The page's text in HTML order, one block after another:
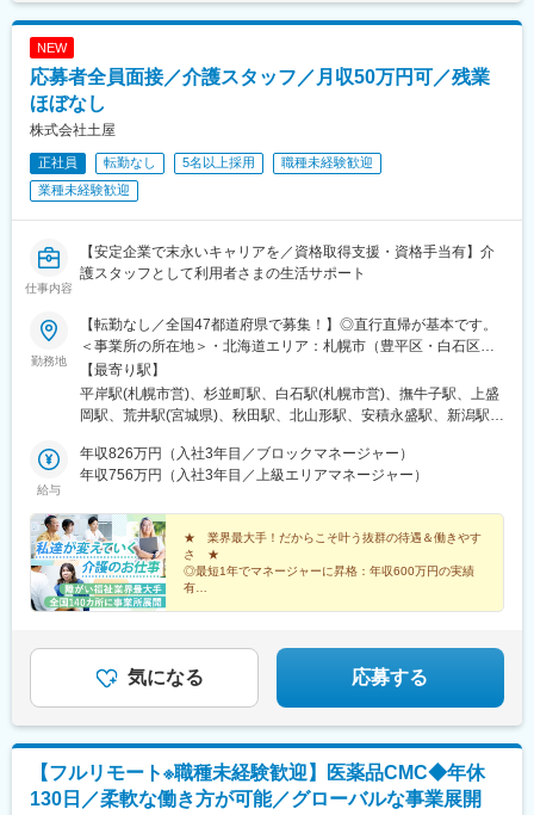
六甲駅、富雄駅、横川駅、小網町駅、吉塚駅、茶山駅(福岡県)、九
NEW
応募者全員面接／介護スタッフ／月収50万円可／残業
ほぼなし
株式会社土屋
正社員 転勤なし 5名以上採用
職種未経験歓迎
業種未経験歓迎
仕事内容
【安定企業で末永いキャリアを／資格取得支援・資格手当有】介
護スタッフとして利用者さまの生活サポート
勤務地
【転勤なし／全国47都道府県で募集！】◎直行直帰が基本です。
＜事業所の所在地＞・北海道エリア：札幌市（豊平区・白石区）
／函館市・東北エリア：岩手市／仙台市／秋田市／山形市／郡山
市／弘前市・関東エリア：茨城市／栃木市／高崎市／大宮市／習
志野市／板橋区／多摩市／相模原市／藤沢市／甲府市・東海エリ
ア：新潟市／富山市／金沢市／福井市／長野市・関西エリア：大
阪市／宇治市／西宮市／奈良市／大津市／和歌山市／新宮市・中
／徳島市／高松市／松山市／高知市・九州エリア：福岡市／糟屋
郡粕屋町／北九州市／久留米市／佐賀市／長崎市／熊本市／大分
市／宮崎市／鹿児島市／沖縄市※受動喫煙防止対策：敷地内禁煙※
駐車場あり！車、バイク、自転車などの通勤OK ※地域による※担
当するご利用者のご自宅へ訪問していただきます。※ご希望をお伺
【最寄り駅】
平岸駅(札幌市営)、杉並町駅、白石駅(札幌市営)、撫牛子駅、上盛
岡駅、荒井駅(宮城県)、秋田駅、北山形駅、安積永盛駅、新潟駅、
上駅、多摩センター駅、相模原駅、藤沢駅、国母駅、市役所前駅
(長野県)、県庁前駅(富山県)、上諸江駅、八ツ島駅、岐阜駅、静岡
良線)、天満橋駅、西宮駅、奈良駅、六十谷駅、新宮駅、鳥取駅、
松江駅、備前西市駅、東福山駅、比治山橋駅、幡生駅、阿波富田
駅、元山駅(香川県)、道後公園駅、知寄町二丁目駅、吉塚駅、柚須
駅、木屋瀬駅、西鉄久留米駅、佐賀駅、茂里町駅、健軍町駅、大
分駅、宮崎駅、天文館通駅、古島駅、南平岸駅、新津田沼駅、志
駅、西宮駅(ＪＲ線)、新大宮駅、南区役所前駅、道後温泉駅、馬出
九大病院前駅、新木屋瀬駅、スタジアムシティノース駅、いづろ
通駅、長野駅、丸の内駅(富山県)、呼続駅、市役所前駅(広島県)、
給与
年収826万円（入社3年目／ブロックマネージャー）
年収756万円（入社3年目／上級エリアマネージャー）
★ 業界最大手！だからこそ叶う抜群の待遇＆働きやす
さ ★
◎最短1年でマネージャーに昇格：年収600万円の実績
有
気になる 応募する
【フルリモート※職種未経験歓迎】医薬品CMC◆年休
130日／柔軟な働き方が可能／グローバルな事業展開